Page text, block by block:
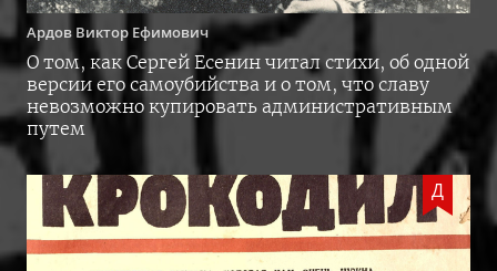
Ардов Виктор Ефимович
О том, как Сергей Есенин читал стихи, об одной
версии его самоубийства и о том, что славу
невозможно купировать административным
путем
Д